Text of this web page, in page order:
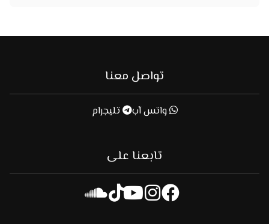
تواصل معنا
واتس آب تليجرام
تابعنا على